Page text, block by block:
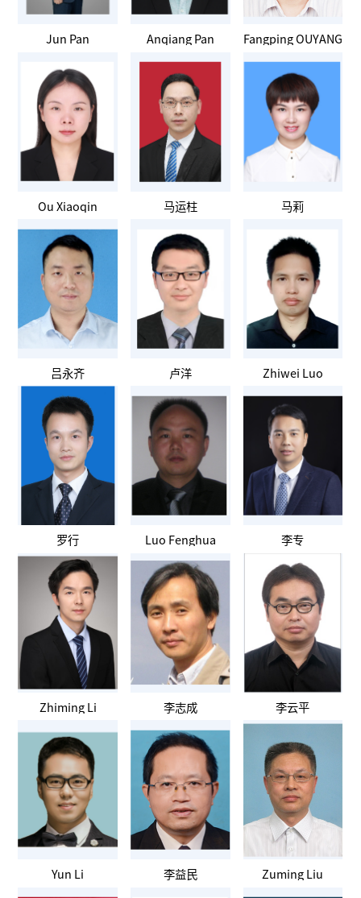
Jun Pan Anqiang Pan Fangping OUYANG
Ou Xiaoqin 马运柱 马莉
吕永齐 卢洋 Zhiwei Luo
罗行 Luo Fenghua 李专
Zhiming Li 李志成 李云平
Yun Li 李益民 Zuming Liu